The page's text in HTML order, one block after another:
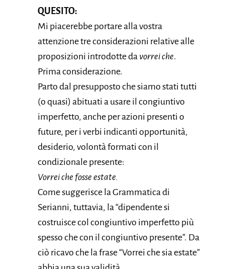
QUESITO:
Mi piacerebbe portare alla vostra
attenzione tre considerazioni relative alle
proposizioni introdotte da vorrei che.
Prima considerazione.
Parto dal presupposto che siamo stati tutti
(o quasi) abituati a usare il congiuntivo
imperfetto, anche per azioni presenti o
future, per i verbi indicanti opportunità,
desiderio, volontà formati con il
condizionale presente:
Vorrei che fosse estate.
Come suggerisce la Grammatica di
Serianni, tuttavia, la “dipendente si
costruisce col congiuntivo imperfetto più
spesso che con il congiuntivo presente”. Da
ciò ricavo che la frase “Vorrei che sia estate”